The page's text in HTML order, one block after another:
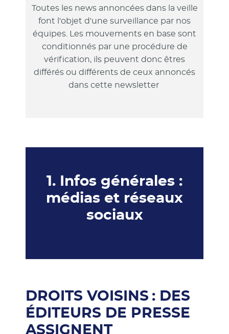
Toutes les news annoncées dans la veille
font l'objet d'une surveillance par nos
équipes. Les mouvements en base sont
conditionnés par une procédure de
vérification, ils peuvent donc êtres
différés ou différents de ceux annoncés
dans cette newsletter
1. Infos générales :
médias et réseaux
sociaux
DROITS VOISINS : DES
ÉDITEURS DE PRESSE
ASSIGNENT